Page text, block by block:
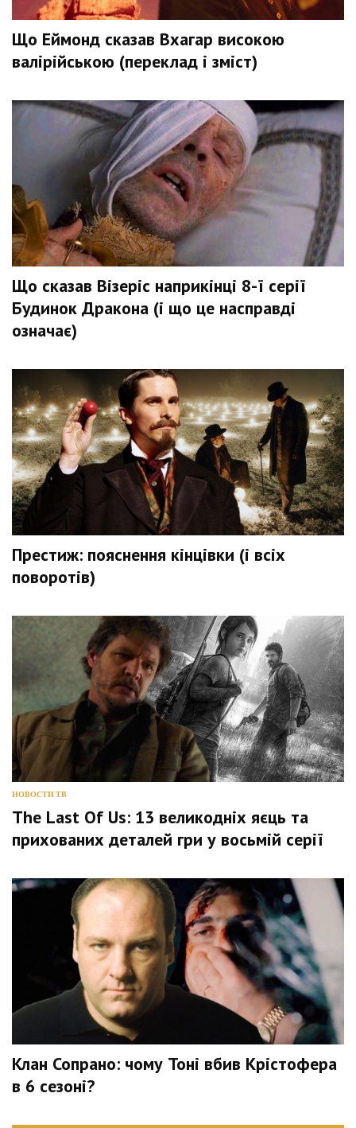
Що Еймонд сказав Вхагар високою
валірійською (переклад і зміст)
Що сказав Візеріс наприкінці 8-ї серії
Будинок Дракона (і що це насправді
означає)
Престиж: пояснення кінцівки (і всіх
поворотів)
НОВОСТИ ТВ
The Last Of Us: 13 великодніх яєць та
прихованих деталей гри у восьмій серії
Клан Сопрано: чому Тоні вбив Крістофера
в 6 сезоні?